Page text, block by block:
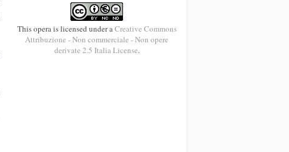
This opera is licensed under a Creative Commons
Attribuzione - Non commerciale - Non opere
derivate 2.5 Italia License.